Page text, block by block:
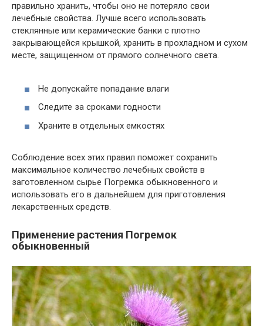
правильно хранить, чтобы оно не потеряло свои
лечебные свойства. Лучше всего использовать
стеклянные или керамические банки с плотно
закрывающейся крышкой, хранить в прохладном и сухом
месте, защищенном от прямого солнечного света.
Не допускайте попадание влаги
Следите за сроками годности
Храните в отдельных емкостях
Соблюдение всех этих правил поможет сохранить
максимальное количество лечебных свойств в
заготовленном сырье Погремка обыкновенного и
использовать его в дальнейшем для приготовления
лекарственных средств.
Применение растения Погремок
обыкновенный